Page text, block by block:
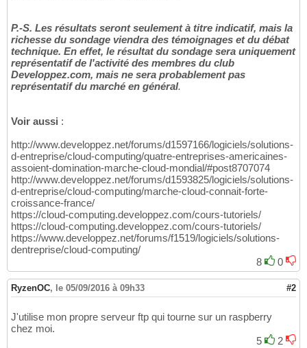
P.-S. Les résultats seront seulement à titre indicatif, mais la
richesse du sondage viendra des témoignages et du débat
technique. En effet, le résultat du sondage sera uniquement
représentatif de l'activité des membres du club
Developpez.com, mais ne sera probablement pas
représentatif du marché en général.
Voir aussi :
http://www.developpez.net/forums/d1597166/logiciels/solutions-
d-entreprise/cloud-computing/quatre-entreprises-americaines-
assoient-domination-marche-cloud-mondial/#post8707074
http://www.developpez.net/forums/d1593825/logiciels/solutions-
d-entreprise/cloud-computing/marche-cloud-connait-forte-
croissance-france/
https://cloud-computing.developpez.com/cours-tutoriels/
https://cloud-computing.developpez.com/cours-tutoriels/
https://www.developpez.net/forums/f1519/logiciels/solutions-
dentreprise/cloud-computing/
8
0
RyzenOC, le 05/09/2016 à 09h33 #2
J'utilise mon propre serveur ftp qui tourne sur un raspberry
chez moi.
5
2